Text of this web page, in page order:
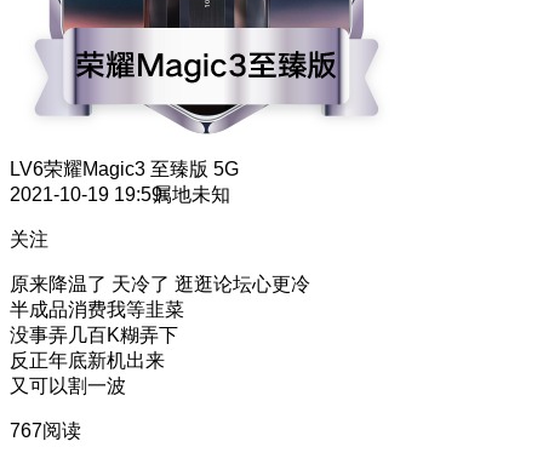
LV6荣耀Magic3 至臻版 5G
2021-10-19 19:59属地未知
关注
原来降温了 天冷了 逛逛论坛心更冷
半成品消费我等韭菜
没事弄几百K糊弄下
反正年底新机出来
又可以割一波
767阅读